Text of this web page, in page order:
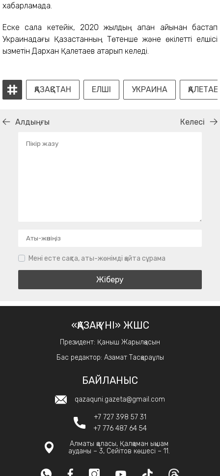
хабарламада.
Еске сала кетейік, 2020 жылдың ақпан айынан бастап
Украинадағы Қазақстанның Төтенше және өкілетті елшісі
қызметін Дархан Қалетаев атқарып келеді.
ҚАЗАҚСТАН ЕЛШІ УКРАИНА
Алдыңғы Келесі
Мені есте сақта, аты-жөнімді қайта сұрама
«ҚАЗАҚ ҮНІ» ЖШС
Президент: Қаныш Жарылқасын
Бас редактор: Азамат Тасқараұлы
БАЙЛАНЫС
qazaquni.gazeta@gmail.com
+7 727 398 57 31
+7 776 487 64 54
Алматы қаласы, Қалқаман ықшам
ауданы – 3, Сейітов көшесі – 11.